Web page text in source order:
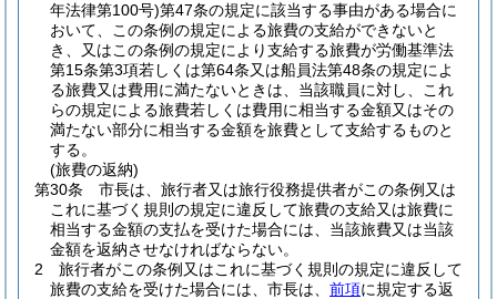
年法律第100号)第47条の規定に該当する事由がある場合に
おいて、この条例の規定による旅費の支給ができないと
き、又はこの条例の規定により支給する旅費が労働基準法
第15条第3項若しくは第64条又は船員法第48条の規定によ
る旅費又は費用に満たないときは、当該職員に対し、これ
らの規定による旅費若しくは費用に相当する金額又はその
満たない部分に相当する金額を旅費として支給するものと
する。
(旅費の返納)
第30条
市長は、旅行者又は旅行役務提供者がこの条例又は
これに基づく規則の規定に違反して旅費の支給又は旅費に
相当する金額の支払を受けた場合には、当該旅費又は当該
金額を返納させなければならない。
2
旅行者がこの条例又はこれに基づく規則の規定に違反して
旅費の支給を受けた場合には、市長は、 前項に規定する返